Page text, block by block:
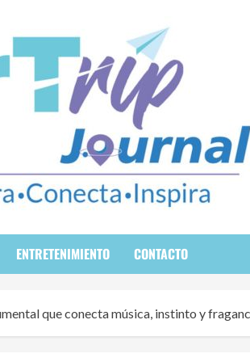
ENTRETENIMIENTO CONTACTO
que conecta música, instinto y